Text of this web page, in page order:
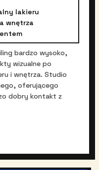
lakieru
wnętrza
bardzo wysoko,
wizualne po
i wnętrza. Studio
oferującego
dobry kontakt z